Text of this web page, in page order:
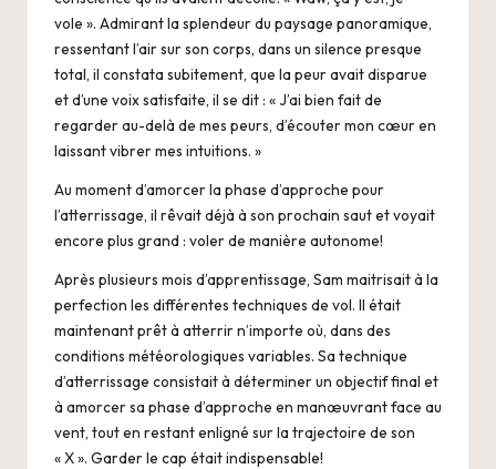
vole ». Admirant la splendeur du paysage panoramique,
ressentant l’air sur son corps, dans un silence presque
total, il constata subitement, que la peur avait disparue
et d’une voix satisfaite, il se dit : « J’ai bien fait de
regarder au-delà de mes peurs, d’écouter mon cœur en
laissant vibrer mes intuitions. »
Au moment d’amorcer la phase d’approche pour
l’atterrissage, il rêvait déjà à son prochain saut et voyait
encore plus grand : voler de manière autonome!
Après plusieurs mois d’apprentissage, Sam maitrisait à la
perfection les différentes techniques de vol. Il était
maintenant prêt à atterrir n’importe où, dans des
conditions météorologiques variables. Sa technique
d’atterrissage consistait à déterminer un objectif final et
à amorcer sa phase d’approche en manœuvrant face au
vent, tout en restant enligné sur la trajectoire de son
« X ». Garder le cap était indispensable!